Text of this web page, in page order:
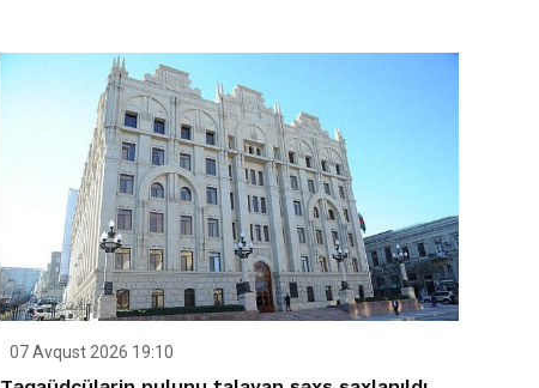
07 Avqust 2026 19:10